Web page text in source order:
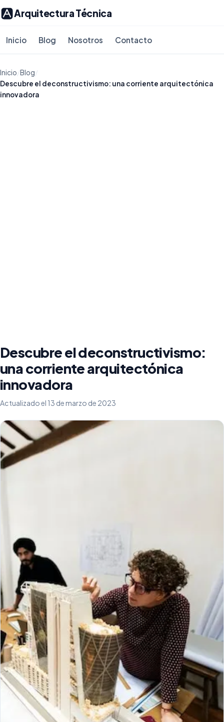
Arquitectura Técnica
Inicio Blog Nosotros Contacto
Inicio/Blog/
Descubre el deconstructivismo: una corriente arquitectónica
innovadora
Descubre el deconstructivismo:
una corriente arquitectónica
innovadora
Actualizado el 13 de marzo de 2023